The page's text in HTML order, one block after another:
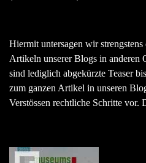
Hiermit untersagen wir
Artikeln unserer Blogs in anderen
sind lediglich abgekürzte Teaser
zum ganzen Artikel in unseren
Verstössen rechtliche Schritte vor.